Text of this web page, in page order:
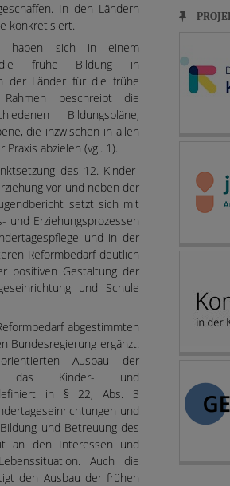
In den Ländern
konkretisiert.
haben sich in einem
die frühe Bildung in
der Länder für die frühe
Rahmen beschreibt die
Bildungspläne,
die inzwischen in allen
abzielen (vgl. 1).
des 12. Kinder-
vor und neben der
setzt sich mit
und Erziehungsprozessen
und in der
Reformbedarf deutlich
positiven Gestaltung der
und Schule
abgestimmten
Bundesregierung ergänzt:
Ausbau der
das Kinder- und
definiert in § 22, Abs. 3
und
und Betreuung des
an den Interessen und
Auch die
den Ausbau der frühen